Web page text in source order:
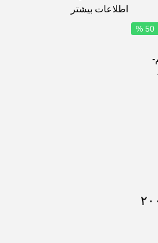
اطلاعات بیشتر
50 %